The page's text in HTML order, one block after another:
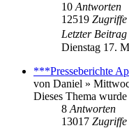
10 Antworten
12519 Zugriffe
Letzter Beitrag
Dienstag 17.
***Presseberichte
von Daniel »
Dieses Thema
8 Antworten
13017 Zugriffe